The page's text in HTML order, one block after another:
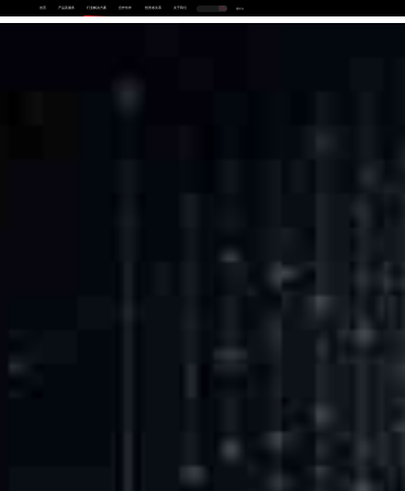
首页 产品及服务 行业解决方案 合作伙伴 投资者关系 关于我们 中EN